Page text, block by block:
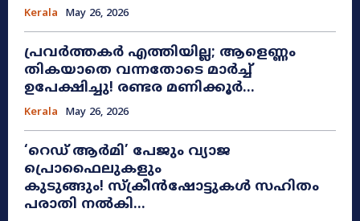
Kerala May 26, 2026
പ്രവർത്തകർ എത്തിയില്ല; ആളെണ്ണം
തികയാതെ വന്നതോടെ മാർച്ച്
ഉപേക്ഷിച്ചു! രണ്ടര മണിക്കൂർ...
Kerala May 26, 2026
​‘റെഡ് ആർമി’ പേജും വ്യാജ
പ്രൊഫൈലുകളും
കുടുങ്ങും! സ്ക്രീൻഷോട്ടുകൾ സഹിതം
പരാതി നൽകി...